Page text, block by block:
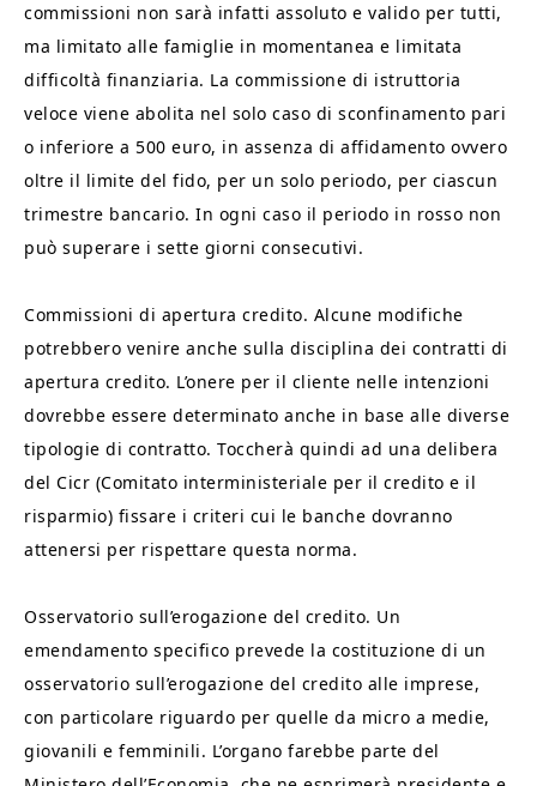
commissioni non sarà infatti assoluto e valido per tutti,
ma limitato alle famiglie in momentanea e limitata
difficoltà finanziaria. La commissione di istruttoria
veloce viene abolita nel solo caso di sconfinamento pari
o inferiore a 500 euro, in assenza di affidamento ovvero
oltre il limite del fido, per un solo periodo, per ciascun
trimestre bancario. In ogni caso il periodo in rosso non
può superare i sette giorni consecutivi.
Commissioni di apertura credito. Alcune modifiche
potrebbero venire anche sulla disciplina dei contratti di
apertura credito. L’onere per il cliente nelle intenzioni
dovrebbe essere determinato anche in base alle diverse
tipologie di contratto. Toccherà quindi ad una delibera
del Cicr (Comitato interministeriale per il credito e il
risparmio) fissare i criteri cui le banche dovranno
attenersi per rispettare questa norma.
Osservatorio sull’erogazione del credito. Un
emendamento specifico prevede la costituzione di un
osservatorio sull’erogazione del credito alle imprese,
con particolare riguardo per quelle da micro a medie,
giovanili e femminili. L’organo farebbe parte del